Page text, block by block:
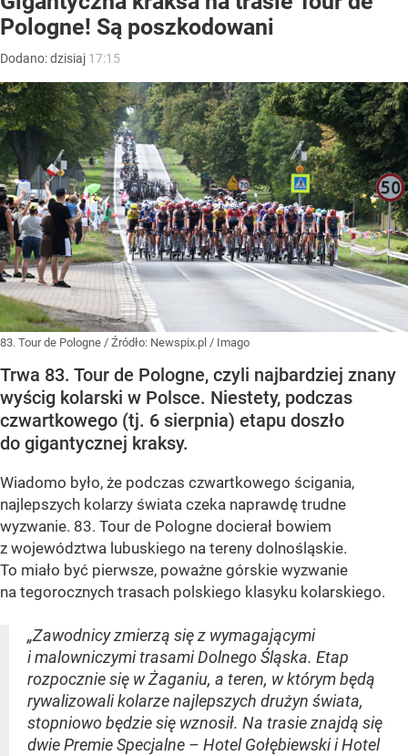
Pologne! Są poszkodowani
Dodano:dzisiaj 17:15
83. Tour de Pologne / Źródło: Newspix.pl / Imago
Trwa 83. Tour de Pologne, czyli najbardziej znany
wyścig kolarski w Polsce. Niestety, podczas
czwartkowego (tj. 6 sierpnia) etapu doszło
do gigantycznej kraksy.
Wiadomo było, że podczas czwartkowego ścigania,
najlepszych kolarzy świata czeka naprawdę trudne
wyzwanie. 83. Tour de Pologne docierał bowiem
z województwa lubuskiego na tereny dolnośląskie.
To miało być pierwsze, poważne górskie wyzwanie
na tegorocznych trasach polskiego klasyku kolarskiego.
„Zawodnicy zmierzą się z wymagającymi
i malowniczymi trasami Dolnego Śląska. Etap
rozpocznie się w Żaganiu, a teren, w którym będą
rywalizowali kolarze najlepszych drużyn świata,
stopniowo będzie się wznosił. Na trasie znajdą się
dwie Premie Specjalne – Hotel Gołębiewski i Hotel